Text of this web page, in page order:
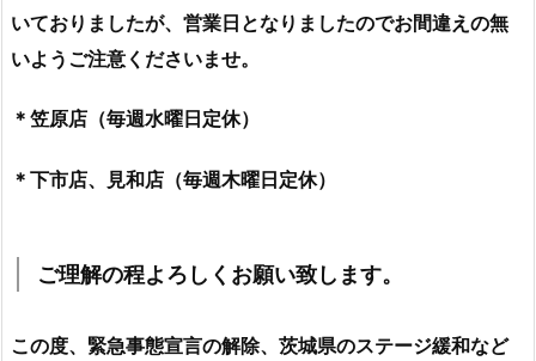
いておりましたが、営業日となりましたのでお間違えの無
いようご注意くださいませ。
＊笠原店（毎週水曜日定休）
＊下市店、見和店（毎週木曜日定休）
ご理解の程よろしくお願い致します。
この度、緊急事態宣言の解除、茨城県のステージ緩和など